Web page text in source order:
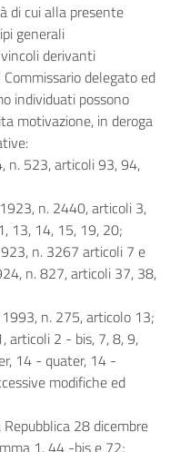
di cui alla presente
generali
derivanti
delegato ed
individuati possono
motivazione, in deroga
n. 523, articoli 93, 94,
n. 2440, articoli 3,
13, 14, 15, 19, 20;
n. 3267 articoli 7 e
n. 827, articoli 37, 38,
n. 275, articolo 13;
articoli 2 - bis, 7, 8, 9,
14 - quater, 14 -
modifiche ed
28 dicembre
1, 44 -bis e 72;